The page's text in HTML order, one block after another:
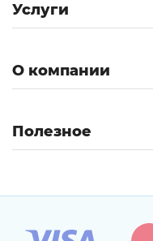
Услуги
О компании
Полезное